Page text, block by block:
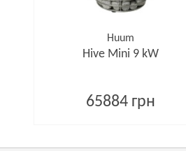
Huum
Hive Mini 9 kW
65884 грн